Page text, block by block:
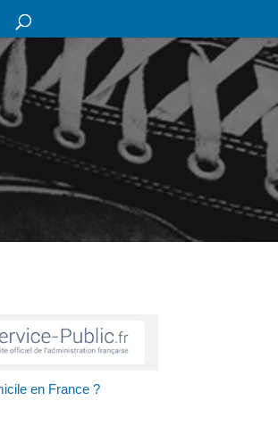
en France ?